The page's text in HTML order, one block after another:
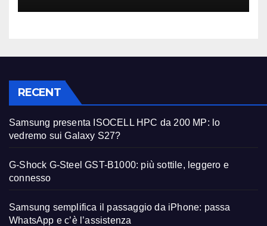
RECENT
Samsung presenta ISOCELL HPC da 200 MP: lo
vedremo sui Galaxy S27?
G-Shock G-Steel GST-B1000: più sottile, leggero e
connesso
Samsung semplifica il passaggio da iPhone: passa
WhatsApp e c’è l’assistenza